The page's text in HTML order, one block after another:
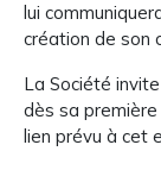
lui
création de son
La Société
dès sa
lien prévu à cet